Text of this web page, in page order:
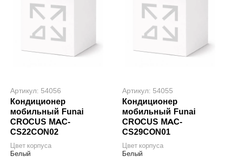
Артикул: 54056
Кондиционер
мобильный Funai
CROCUS MAC-
CS22CON02
Цвет корпуса
Белый
Артикул: 54055
Кондиционер
мобильный Funai
CROCUS MAC-
CS29CON01
Цвет корпуса
Белый